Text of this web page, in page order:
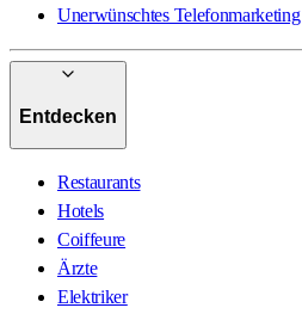
Unerwünschtes Telefonmarketing
Entdecken
Restaurants
Hotels
Coiffeure
Ärzte
Elektriker